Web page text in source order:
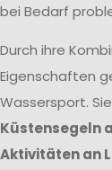
bei Bedarf
Durch ihre
Eigenschaften
Wassersport.
Küstensegeln
Aktivitäten an